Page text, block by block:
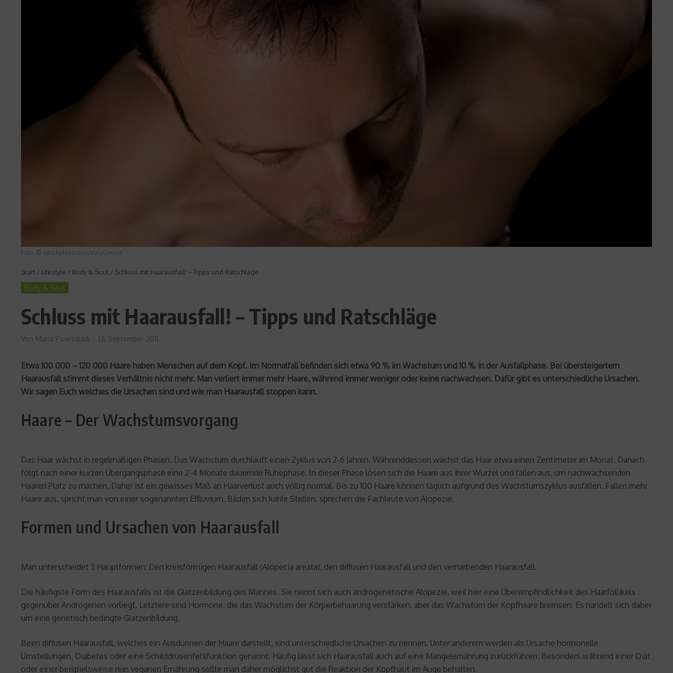
Foto: © istockphoto.com/ValaGrenier
Start / Lifestyle / Body & Soul / Schluss mit Haarausfall! – Tipps und Ratschläge
Body & Soul
Schluss mit Haarausfall! – Tipps und Ratschläge
Von Maria Poursaiadi 12. September 2011
Etwa 100 000 – 120 000 Haare haben Menschen auf dem Kopf. Im Normalfall befinden sich etwa 90 % im Wachstum und 10 % in der Ausfallphase. Bei übersteigertem
Haarausfall stimmt dieses Verhältnis nicht mehr. Man verliert immer mehr Haare, während immer weniger oder keine nachwachsen. Dafür gibt es unterschiedliche Ursachen.
Wir sagen Euch welches die Ursachen sind und wie man Haarausfall stoppen kann.
Haare – Der Wachstumsvorgang
Das Haar wächst in regelmäßigen Phasen. Das Wachstum durchläuft einen Zyklus von 2-6 Jahren. Währenddessen wächst das Haar etwa einen Zentimeter im Monat. Danach
folgt nach einer kurzen Übergangsphase eine 2-4 Monate dauernde Ruhephase. In dieser Phase lösen sich die Haare aus ihrer Wurzel und fallen aus, um nachwachsenden
Haaren Platz zu machen. Daher ist ein gewisses Maß an Haarverlust auch völlig normal. Bis zu 100 Haare können täglich aufgrund des Wachstumszyklus ausfallen. Fallen mehr
Haare aus, spricht man von einer sogenannten Effluvium. Bilden sich kahle Stellen, sprechen die Fachleute von Alopezie.
Formen und Ursachen von Haarausfall
Man unterscheidet 3 Hauptformen: Den kreisförmigen Haarausfall (Alopecia areata), den diffusen Haarausfall und den vernarbenden Haarausfall.
Die häufigste Form des Haarausfalls ist die Glatzenbildung des Mannes. Sie nennt sich auch androgenetische Alopezie, weil hier eine Überempfindlichkeit des Haarfollikels
gegenüber Androgenen vorliegt. Letztere sind Hormone, die das Wachstum der Körperbehaarung verstärken, aber das Wachstum der Kopfhaare bremsen. Es handelt sich dabei
um eine genetisch bedingte Glatzenbildung.
Beim diffusen Haarausfall, welches ein Ausdünnen der Haare darstellt, sind unterschiedliche Ursachen zu nennen. Unter anderem werden als Ursache hormonelle
Umstellungen, Diabetes oder eine Schilddrüsenfehlfunktion genannt. Häufig lässt sich Haarausfall auch auf eine Mangelernährung zurückführen. Besonders während einer Diät
oder einer beispielsweise rein veganen Ernährung sollte man daher möglichst gut die Reaktion der Kopfhaut im Auge behalten.